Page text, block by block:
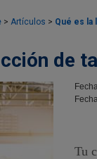
> Artículos > Qué es
de
Tu